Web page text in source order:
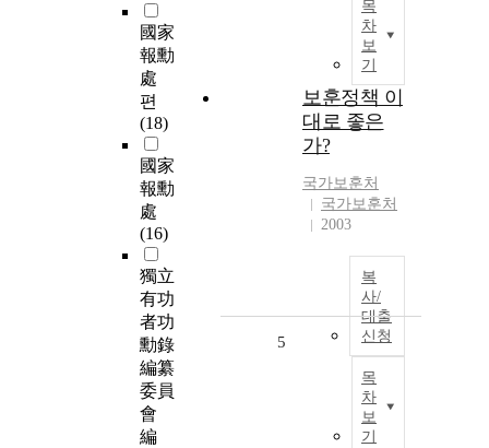
國家
報勳
處
편
(18)
國家
報勳
處
(16)
獨立
有功
者功
勳錄
編纂
委員
會
編
목
차
보
기
보훈정책 이
대로 좋은
가?
국가보훈처
국가보훈처
2003
복
사/
대출
신청
목
차
보
기
5